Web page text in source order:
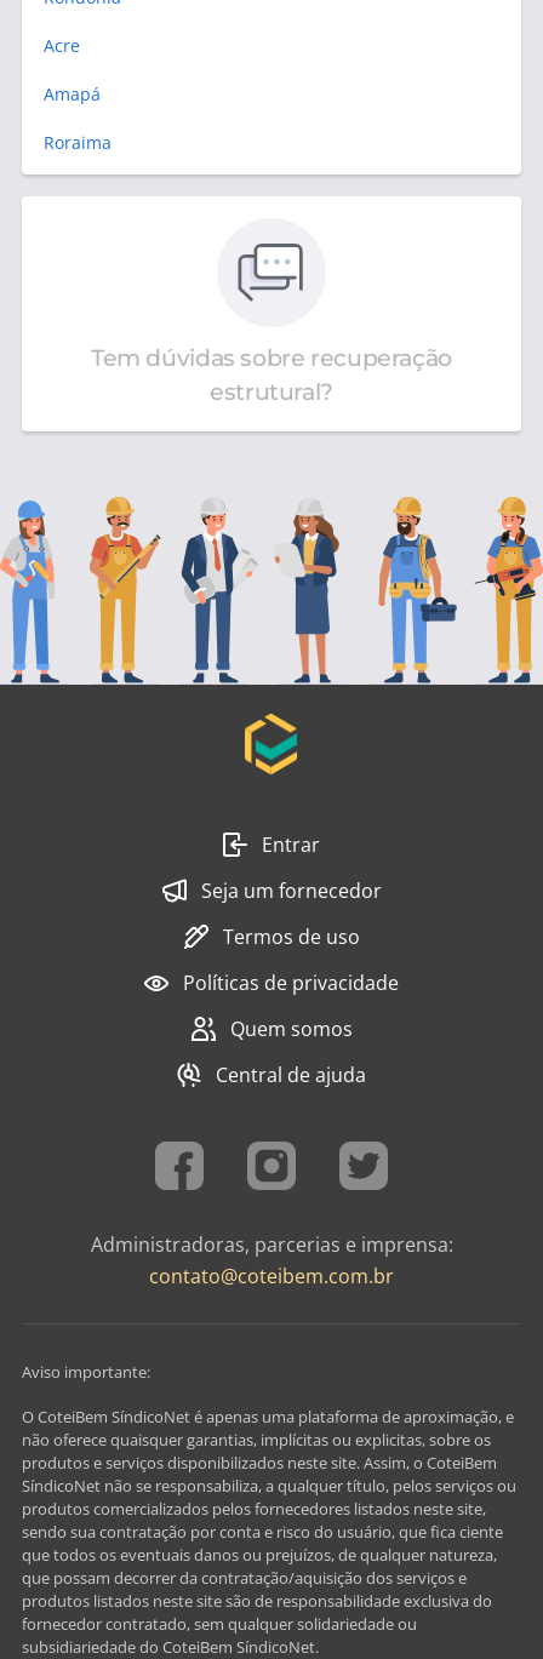
Acre
Amapá
Roraima
Tem dúvidas sobre recuperação
estrutural?
Entrar
Seja um fornecedor
Termos de uso
Políticas de privacidade
Quem somos
Central de ajuda
Administradoras, parcerias e imprensa:
contato@coteibem.com.br
Aviso importante:
O CoteiBem SíndicoNet é apenas uma plataforma de aproximação, e
não oferece quaisquer garantias, implícitas ou explicitas, sobre os
produtos e serviços disponibilizados neste site. Assim, o CoteiBem
SíndicoNet não se responsabiliza, a qualquer título, pelos serviços ou
produtos comercializados pelos fornecedores listados neste site,
sendo sua contratação por conta e risco do usuário, que fica ciente
que todos os eventuais danos ou prejuízos, de qualquer natureza,
que possam decorrer da contratação/aquisição dos serviços e
produtos listados neste site são de responsabilidade exclusiva do
fornecedor contratado, sem qualquer solidariedade ou
subsidiariedade do CoteiBem SíndicoNet.